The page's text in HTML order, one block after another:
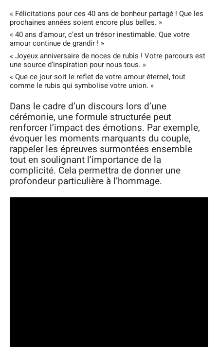
« Félicitations pour ces 40 ans de bonheur partagé ! Que les
prochaines années soient encore plus belles. »
« 40 ans d’amour, c’est un trésor inestimable. Que votre
amour continue de grandir ! »
« Joyeux anniversaire de noces de rubis ! Votre parcours est
une source d’inspiration pour nous tous. »
« Que ce jour soit le reflet de votre amour éternel, tout
comme le rubis qui symbolise votre union. »
Dans le cadre d’un discours lors d’une
cérémonie, une formule structurée peut
renforcer l’impact des émotions. Par exemple,
évoquer les moments marquants du couple,
rappeler les épreuves surmontées ensemble
tout en soulignant l’importance de la
complicité. Cela permettra de donner une
profondeur particulière à l’hommage.